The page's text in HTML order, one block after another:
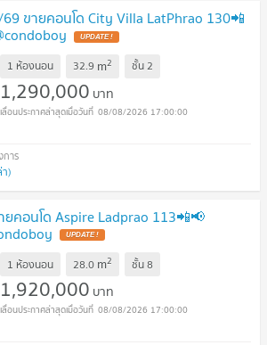
ขายคอนโด City Villa LatPhrao 130📲
UPDATE !
1 ห้องนอน 32.9 m2 ชั้น2
1,290,000 บาท
08/08/2026 17:00:00
)
คอนโด Aspire Ladprao 113📲📢
UPDATE !
1 ห้องนอน 28.0 m2 ชั้น8
1,920,000 บาท
08/08/2026 17:00:00